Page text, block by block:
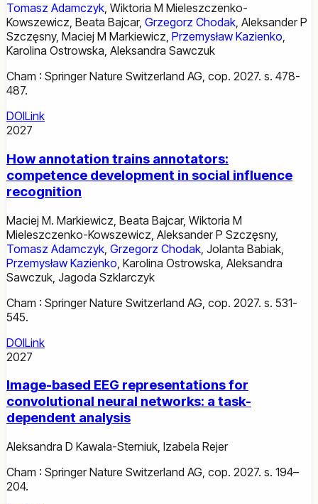
Tomasz Adamczyk, Wiktoria M Mieleszczenko-
Kowszewicz, Beata Bajcar, Grzegorz Chodak, Aleksander P
Szczęsny, Maciej M Markiewicz, Przemysław Kazienko,
Karolina Ostrowska, Aleksandra Sawczuk
Cham : Springer Nature Switzerland AG, cop. 2027. s. 478-
487.
DOILink
2027
How annotation trains annotators:
competence development in social influence
recognition
Maciej M. Markiewicz Beata Bajcar, Wiktoria M
Mieleszczenko-Kowszewicz Aleksander P Szczęsny,
Tomasz Adamczyk Grzegorz Chodak Jolanta Babiak
Przemysław Kazienko Karolina Ostrowska Aleksandra
Sawczuk Jagoda Szklarczyk
Cham : Springer Nature Switzerland AG, cop. 2027. s. 531-
545.
DOILink
2027
Image-based EEG representations for
convolutional neural networks: a task-
dependent analysis
Aleksandra D Kawala-Sterniuk, Izabela Rejer
Cham : Springer Nature Switzerland AG, cop. 2027. s. 194–
204.